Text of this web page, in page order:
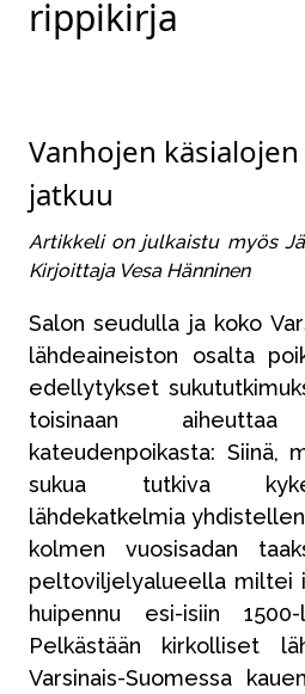
rippikirja
Vanhojen
jatkuu
Artikkeli on julkaistu myös
Kirjoittaja Vesa Hänninen
Salon seudulla ja koko
lähdeaineiston osalta
edellytykset
toisinaan
kateudenpoikasta: Siinä,
sukua tutkiva
lähdekatkelmia
kolmen vuosisadan
peltoviljelyalueella miltei
huipennu esi-isiin 1500-
Pelkästään kirkolliset
Varsinais-Suomessa